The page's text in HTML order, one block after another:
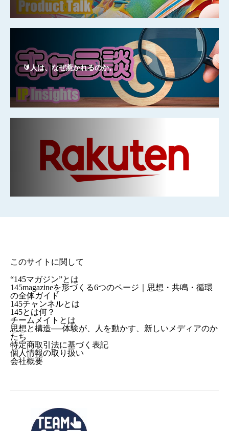
🔰人は、なぜ惹かれるのか。
このサイトに関して
“145マガジン”とは
145magazineを形づくる6つのページ｜思想・共鳴・循環
の全体ガイド
145チャンネルとは
145とは何？
チームメイトとは
思想と構造──体験が、人を動かす、新しいメディアのか
たち
特定商取引法に基づく表記
個人情報の取り扱い
会社概要